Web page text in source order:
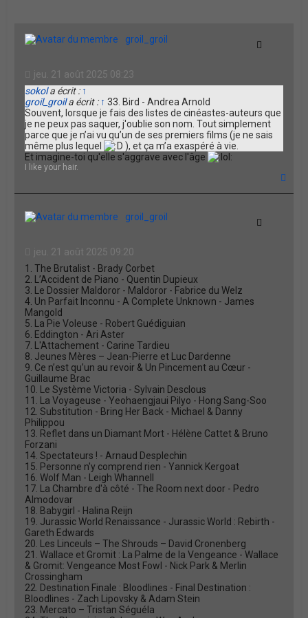
groil_groil
jeu. 21 août 2025 08:23
sokola écrit : ↑
groil_groila écrit : ↑ 33. Bird - Andrea Arnold
Souvent, lorsque je fais des listes de cinéastes-auteurs que
je ne peux pas saquer, j'oublie son nom. Tout simplement
parce que je n’ai vu qu’un de ses premiers films (je ne sais
même plus lequel
), et ça m’a exaspéré à vie.
Et imagine-toi qu'elle s'aggrave avec l'âge
I like your hair.
groil_groil
jeu. 21 août 2025 09:20
1. The Brutalist - Brady Corbet
2. L’Accident de Piano - Quentin Dupieux
3. Le Dossier Maldoror - Maldoror - Fabrice du Welz
4. Un Parfait Inconnu - A Complete Unknown - James
Mangold
5. La Pie Voleuse - Robert Guédiguian
6. Eddington - Ari Aster
7. L'Attachement - Carine Tardieu
8. Jeunes Mères – Jean-Pierre et Luc Dardenne
9. Ce n’est qu’un au revoir & Un Pincement au Cœur -
Guillaume Brac
10. Le Système Victoria - Sylvain Desclous
11. La Voyageuse - Yeohaengjaui Pilyo - Hong Sang-Soo
12. Substitution - Bring Her Back - Michael & Danny
Philippou
13. Reflet dans un Diamant Mort - Hélène Cattet & Bruno
Forzani
14. Spectateurs ! - Arnaud Desplechin
15. Personne n'y comprend rien - Yannick Kergoat
16. Wolf Man - Leigh Whannell
17. La Chambre d'à côté - The Room next door - Pedro
Almodovar
18. Babygirl - Halina Reijn
19. Jurassic World Renaissance - Jurassic World : Rebirth -
Gareth Edwards
20. Les Linceuls – The Shrouds – David Cronenberg
21. Wallace et Gromit : La Palme de la Vengeance - Wallace
& Gromit: Vengeance Most Fowl - Nick Park & Merlin
Crossingham
22. Destination Finale : Bloodlines - Final Destination :
Bloodlines - Zach Lipovsky & Adam Stein
23. Mercato – Tristan Séguéla